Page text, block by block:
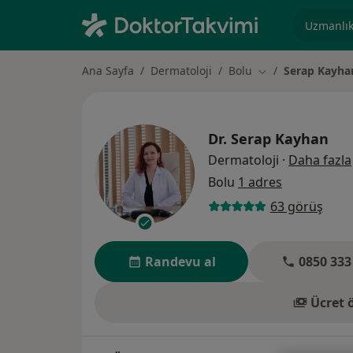
Ana Sayfa Dermatoloji Bolu Şehir değiştir
Serap
Dr. Serap Kayhan
Dermatoloji · Daha fazla
Bolu 1 adres
63 görüş
Randevu al 0850
Ücret